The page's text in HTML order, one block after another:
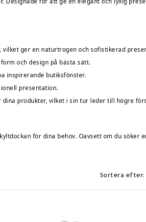
ger en naturtrogen och sofistikerad
och design på bästa sätt.
inspirerande butiksfönster.
presentation.
produkter, vilket i sin tur leder till högre
för dina behov. Oavsett om du söker
Sortera efter: